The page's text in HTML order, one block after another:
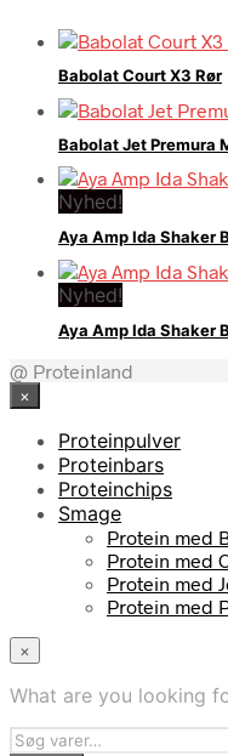
Babolat Court X3 Rør
Babolat Jet Premura
Nyhed!
Aya Amp Ida Shaker
Nyhed!
Aya Amp Ida Shaker
@ Proteinland
×
Proteinpulver
Proteinbars
Proteinchips
Smage
Protein med
Protein med
Protein med
Protein med
×
What are you looking